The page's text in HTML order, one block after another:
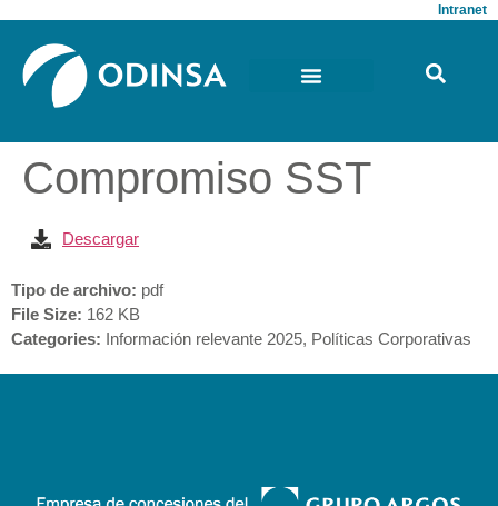
Intranet
Compromiso SST
Descargar
Tipo de archivo: pdf
File Size: 162 KB
Categories: Información relevante 2025, Políticas Corporativas